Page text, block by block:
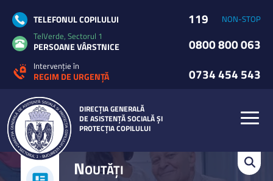
DIRECȚIA GENERALĂ
DE ASISTENȚĂ SOCIALĂ ȘI
PROTECȚIA COPILULUI
TELEFONUL COPILULUI 119
NON-STOP
TelVerde, Sectorul 1
PERSOANE VÂRSTNICE 0800 800 063
Intervenție în
REGIM DE URGENȚĂ 0734 454 543
NOUTĂȚI